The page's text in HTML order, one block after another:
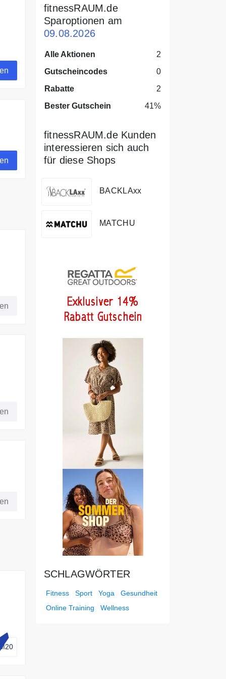
fitnessRAUM.de
Sparoptionen am
09.08.2026
Alle Aktionen
2
Gutscheincodes
0
Rabatte
2
Bester Gutschein
41%
fitnessRAUM.de Kunden
interessieren sich auch
für diese Shops
BACKLAxx
MATCHU
SCHLAGWÖRTER
Fitness Sport Yoga
Gesundheit
Online Training
Wellness